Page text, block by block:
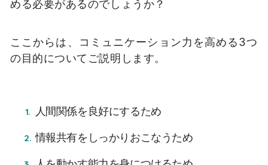
める必要があるのでしょうか？
ここからは、コミュニケーション力を高める3つ
の目的についてご説明します。
人間関係を良好にするため
情報共有をしっかりおこなうため